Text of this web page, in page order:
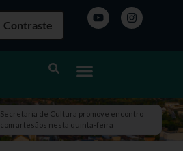
Contraste
Secretaria de Cultura promove encontro
com artesãos nesta quinta-feira